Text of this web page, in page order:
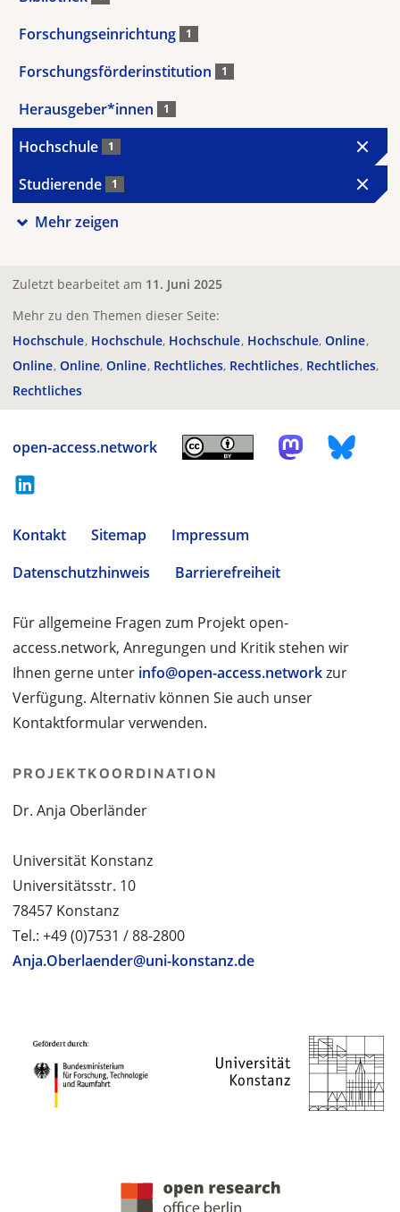
Forschungseinrichtung 1
Forschungsförderinstitution 1
Herausgeber*innen 1
Hochschule 1
Studierende 1
Mehr zeigen
Zuletzt bearbeitet am 11. Juni 2025
Mehr zu den Themen dieser Seite:
Hochschule Hochschule Hochschule Hochschule Online
Online Online Online Rechtliches Rechtliches Rechtliches
Rechtliches
open-access.network
Kontakt Sitemap
Impressum
Datenschutzhinweis
Barrierefreiheit
Für allgemeine Fragen zum Projekt open-
access.network, Anregungen und Kritik stehen wir
Ihnen gerne unter info@open-access.networkzur
Verfügung. Alternativ können Sie auch unser
Kontaktformular verwenden.
PROJEKTKOORDINATION
Dr. Anja Oberländer
Universität Konstanz
Universitätsstr. 10
78457 Konstanz
Tel.: +49 (0)7531 / 88-2800
Anja.Oberlaender@uni-konstanz.de